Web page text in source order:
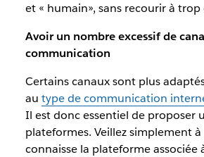
et « humain», sans recourir à trop
Avoir un nombre excessif de
communication
Certains canaux sont plus
au type de communication
Il est donc essentiel de proposer
plateformes. Veillez simplement
connaisse la plateforme associée